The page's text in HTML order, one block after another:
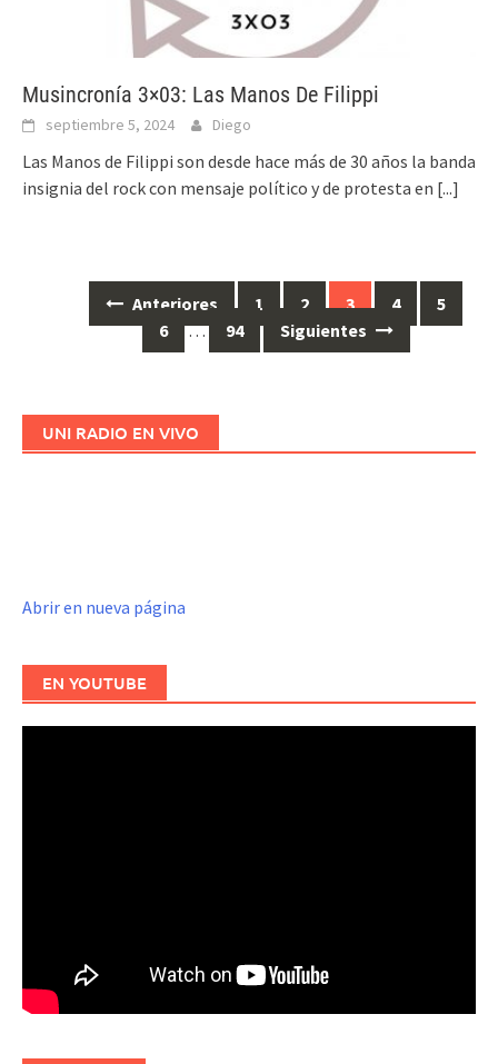
Musincronía 3×03: Las Manos De Filippi
septiembre 5, 2024 Diego
Las Manos de Filippi son desde hace más de 30 años la banda
insignia del rock con mensaje político y de protesta en [...]
Anteriores 1 2 3 4
5
6
… 94 Siguientes
UNI RADIO EN VIVO
Abrir en nueva página
EN YOUTUBE